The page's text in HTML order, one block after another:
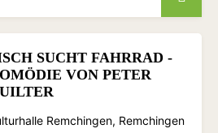
SUCHT FAHRRAD -
VON PETER
Remchingen, Remchingen